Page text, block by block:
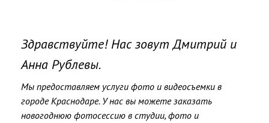
Здравствуйте! Нас зовут Дмитрий и
Анна Рублевы.
Мы предоставляем услуги фото и видеосъемки в
городе Краснодаре. У нас вы можете заказать
новогоднюю фотосессию в студии, фото и